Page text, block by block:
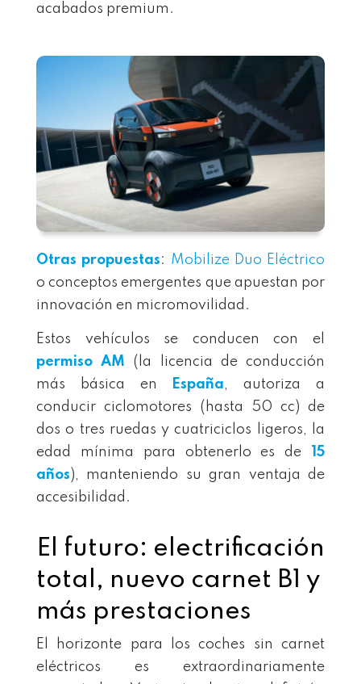
acabados premium.
Otras propuestas: Mobilize Duo Eléctrico
o conceptos emergentes que apuestan por
innovación en micromovilidad.
Estos vehículos se conducen con el
permiso AM (la licencia de conducción
más básica en
España, autoriza a
conducir ciclomotores (hasta 50 cc) de
dos o tres ruedas y cuatriciclos ligeros, la
edad mínima para obtenerlo es de
15
años ), manteniendo su gran ventaja de
accesibilidad.
El futuro: electrificación
total, nuevo carnet B1 y
más prestaciones
El horizonte para los coches sin carnet
eléctricos es extraordinariamente